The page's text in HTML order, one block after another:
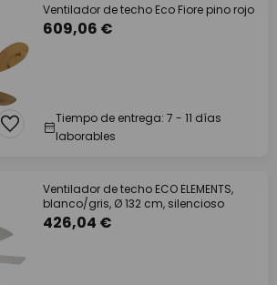
Ventilador de techo Eco Fiore pino rojo
609,06 €
Tiempo de entrega: 7 - 11 días
laborables
Ventilador de techo ECO ELEMENTS,
blanco/gris, Ø 132 cm, silencioso
426,04 €